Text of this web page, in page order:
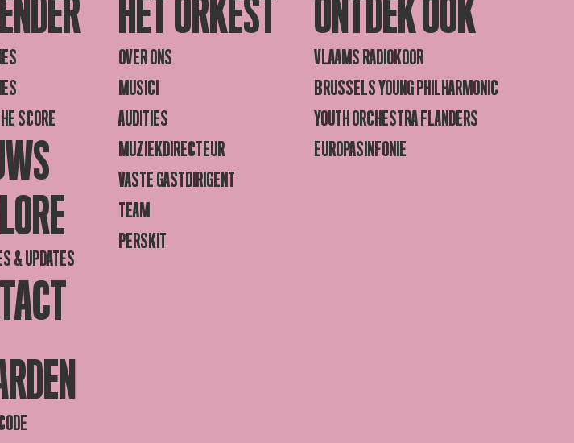
SCORE
& UPDATES
HET ORKEST
OVER ONS
MUSICI
AUDITIES
MUZIEKDIRECTEUR
VASTE GASTDIRIGENT
TEAM
PERSKIT
ONTDEK OOK
VLAAMS RADIOKOOR
BRUSSELS YOUNG PHILHARMONIC
YOUTH ORCHESTRA FLANDERS
EUROPASINFONIE